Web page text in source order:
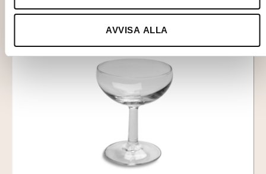
AVVISA ALLA